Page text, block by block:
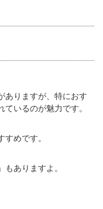
ありますが、特におす
いるのが魅力です。
めです。
ありますよ。